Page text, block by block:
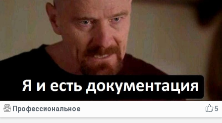
5
Профессиональное